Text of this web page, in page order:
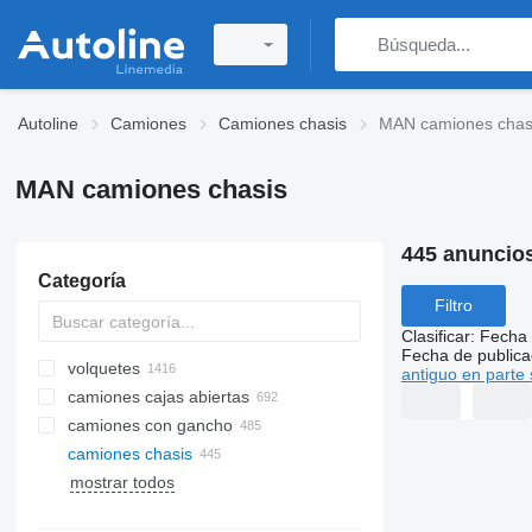
Autoline Camiones Camiones chasis MAN camiones
MAN camiones chasis
Categoría
volquetes
camiones cajas abiertas
camiones con gancho
camiones chasis
mostrar todos
445
Filtro
Clasificar: Fecha
Fecha de
antiguo en parte